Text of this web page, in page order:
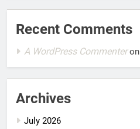
Recent Comments
A WordPress Commenteron
Archives
July 2026